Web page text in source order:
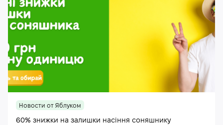
Новости от Яблуком
60% знижки на залишки насіння соняшнику